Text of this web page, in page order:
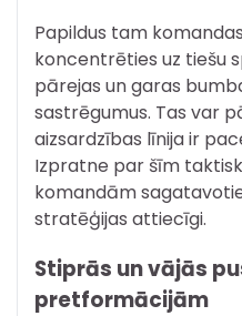
Papildus tam
koncentrēties uz tiešu
pārejas un garas
sastrēgumus. Tas var
aizsardzības līnija ir
Izpratne par šīm
komandām
stratēģijas attiecīgi.
Stiprās un vājās
pretformācijām